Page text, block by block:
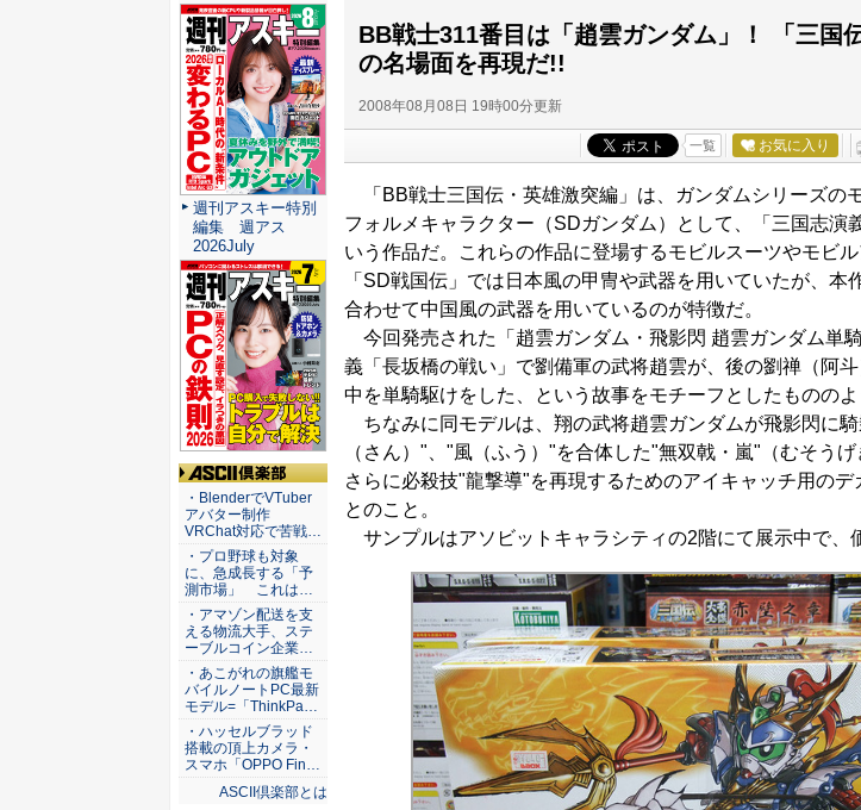
BB戦士311番目は「趙雲ガンダム」！ 「三国
の名場面を再現だ!!
2008年08月08日 19時00分更新
一覧 お気に入り
「BB戦士三国伝・英雄激突編」は、ガンダムシリーズの
フォルメキャラクター（SDガンダム）として、「三国志演
いう作品だ。これらの作品に登場するモビルスーツやモビル
「SD戦国伝」では日本風の甲冑や武器を用いていたが、本
合わせて中国風の武器を用いているのが特徴だ。
今回発売された「趙雲ガンダム・飛影閃 趙雲ガンダム単
義「長坂橋の戦い」で劉備軍の武将趙雲が、後の劉禅（阿
中を単騎駆けをした、という故事をモチーフとしたもののよ
ちなみに同モデルは、翔の武将趙雲ガンダムが飛影閃に
（さん）"、"風（ふう）"を合体した"無双戟・嵐"（むそうげ
さらに必殺技"龍撃導"を再現するためのアイキャッチ用のデ
とのこと。
サンプルはアソビットキャラシティの2階にて展示中で、
週刊アスキー特別
編集 週アス
2026July
ASCII倶楽部
・BlenderでVTuber
アバター制作
VRChat対応で苦戦…
・プロ野球も対象
に、急成長する「予
測市場」 これは…
・アマゾン配送を支
える物流大手、ステ
ーブルコイン企業…
・あこがれの旗艦モ
バイルノートPC最新
モデル=「ThinkPa…
・ハッセルブラッド
搭載の頂上カメラ・
スマホ「OPPO Fin…
ASCII倶楽部とは